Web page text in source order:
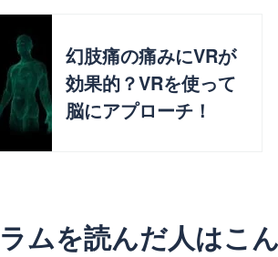
幻肢痛の痛みにVRが
効果的？VRを使って
脳にアプローチ！
ムを読んだ人はこ